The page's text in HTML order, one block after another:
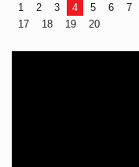
1 2 3 4 5 6 7
17
18 19 20